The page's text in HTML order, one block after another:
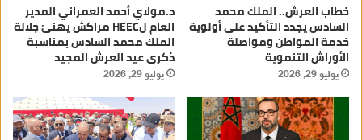
خطاب العرش.. الملك محمد
السادس يجدد التأكيد على أولوية
خدمة المواطن ومواصلة
الأوراش التنموية
يوليو 29, 2026
د.مولاي أحمد العمراني المدير
العام لHEEC مراكش يهنئ جلالة
الملك محمد السادس بمناسبة
ذكرى عيد العرش المجيد
يوليو 29, 2026